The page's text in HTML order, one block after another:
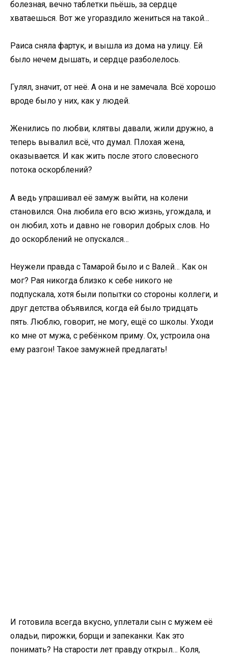
болезная, вечно таблетки пьёшь, за сердце
хватаешься. Вот же угораздило жениться на такой…
Раиса сняла фартук, и вышла из дома на улицу. Ей
было нечем дышать, и сердце разболелось.
Гулял, значит, от неё. А она и не замечала. Всё хорошо
вроде было у них, как у людей.
Женились по любви, клятвы давали, жили дружно, а
теперь вывалил всё, что думал. Плохая жена,
оказывается. И как жить после этого словесного
потока оскорблений?
А ведь упрашивал её замуж выйти, на колени
становился. Она любила его всю жизнь, угождала, и
он любил, хоть и давно не говорил добрых слов. Но
до оскорблений не опускался…
Неужели правда с Тамарой было и с Валей… Как он
мог? Рая никогда близко к себе никого не
подпускала, хотя были попытки со стороны коллеги, и
друг детства объявился, когда ей было тридцать
пять. Люблю, говорит, не могу, ещё со школы. Уходи
ко мне от мужа, с ребёнком приму. Ох, устроила она
ему разгон! Такое замужней предлагать!
И готовила всегда вкусно, уплетали сын с мужем её
оладьи, пирожки, борщи и запеканки. Как это
понимать? На старости лет правду открыл… Коля,